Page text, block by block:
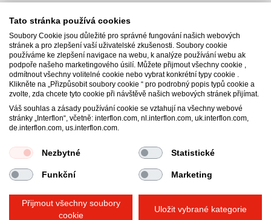
Interflon Czech s.r.o.
Průmyslová ulice 479
252 61 Jeneč
Česko
Email:info@interflon.cz
Všeobecné obchodní podmínky
Prohlášení o ochraně osobních údajů
Impresum
Zásady používání souborů cookie
Tato stránka používá cookies
Soubory Cookie jsou důležité pro správné fungování našich webových
stránek a pro zlepšení vaší uživatelské zkušenosti. Soubory cookie
používáme ke zlepšení navigace na webu, k analýze používání webu ak
podpoře našeho marketingového úsilí. Můžete přijmout všechny cookie ,
odmítnout všechny volitelné cookie nebo vybrat konkrétní typy cookie .
Klikněte na „Přizpůsobit soubory cookie “ pro podrobný popis typů cookie a
zvolte, zda chcete tyto cookie při návštěvě našich webových stránek přijímat.
Váš souhlas a zásady používání cookie se vztahují na všechny webové
stránky „Interflon“, včetně: interflon.com, nl.interflon.com, uk.interflon.com,
de.interflon.com, us.interflon.com.
Nezbytné Statistické
Funkční Marketing
Přijmout všechny soubory
cookie
Uložit vybrané kategorie